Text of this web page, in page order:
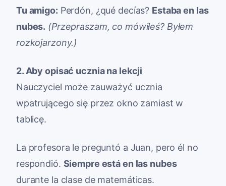
Tu amigo: Perdón, ¿qué decías? Estaba en las
nubes. (Przepraszam, co mówiłeś? Byłem
rozkojarzony.)
2. Aby opisać ucznia na lekcji
Nauczyciel może zauważyć ucznia
wpatrującego się przez okno zamiast w
tablicę.
La profesora le preguntó a Juan, pero él no
respondió. Siempre está en las nubes
durante la clase de matemáticas.